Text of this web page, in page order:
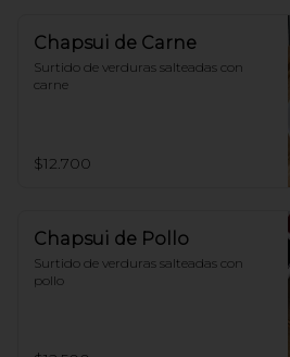
Chapsui de Carne
Surtido de verduras salteadas con
carne
$12.700
Chapsui de Pollo
Surtido de verduras salteadas con
pollo